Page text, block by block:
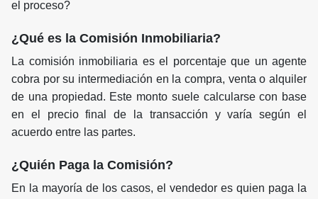
el proceso?
¿Qué es la Comisión Inmobiliaria?
La comisión inmobiliaria es el porcentaje que un agente
cobra por su intermediación en la compra, venta o alquiler
de una propiedad. Este monto suele calcularse con base
en el precio final de la transacción y varía según el
acuerdo entre las partes.
¿Quién Paga la Comisión?
En la mayoría de los casos, el vendedor es quien paga la